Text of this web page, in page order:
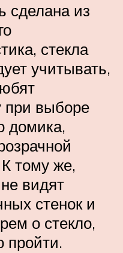
сделана из
стекла
учитывать,
при выборе
домика,
К тому же,
видят
стенок и
о стекло,
пройти.